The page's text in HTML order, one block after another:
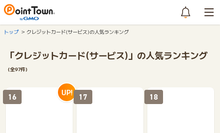
トップ クレジットカード(サービス)の人気ランキング
「クレジットカード(サービス)」の人気ランキング
(全97件)
16 UP! 17 18